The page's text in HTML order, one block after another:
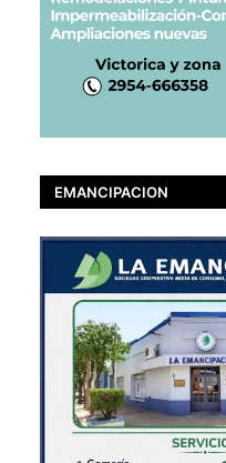
EMANCIPACION